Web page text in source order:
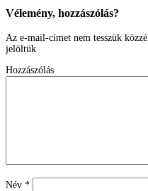
Vélemény, hozzászólás?
Az e-mail-címet nem tesszük közzé.
jelöltük
Hozzászólás
Név *